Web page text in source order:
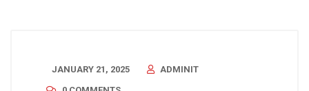
JANUARY 21, 2025
ADMINIT